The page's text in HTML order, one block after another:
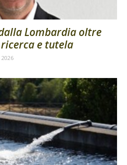
Lombardia oltre
e tutela